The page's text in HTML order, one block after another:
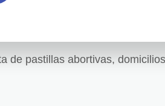
de pastillas abortivas,